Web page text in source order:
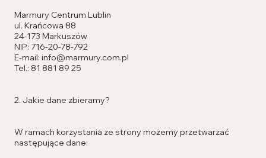
Marmury Centrum Lublin
ul. Krańcowa 88
24-173 Markuszów
NIP: 716-20-78-792
E-mail: info@marmury.com.pl
Tel.: 81 881 89 25
2. Jakie dane zbieramy?
W ramach korzystania ze strony możemy przetwarzać
następujące dane: